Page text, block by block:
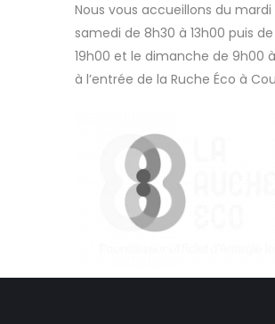
Nous vous accueillons du mardi
samedi de 8h30 à 13h00 puis de
19h00 et le dimanche de 9h00 à
à l’entrée de la Ruche Éco à